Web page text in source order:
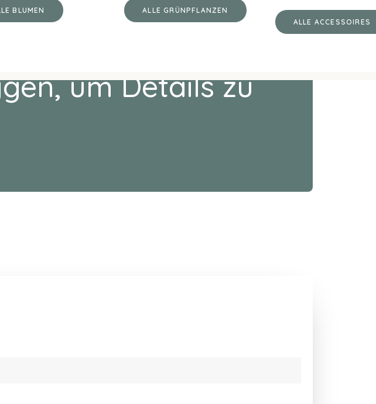
BLUMEN ALLE GRÜNPFLANZEN
ALLE ACCESSOIRES
um Details zu